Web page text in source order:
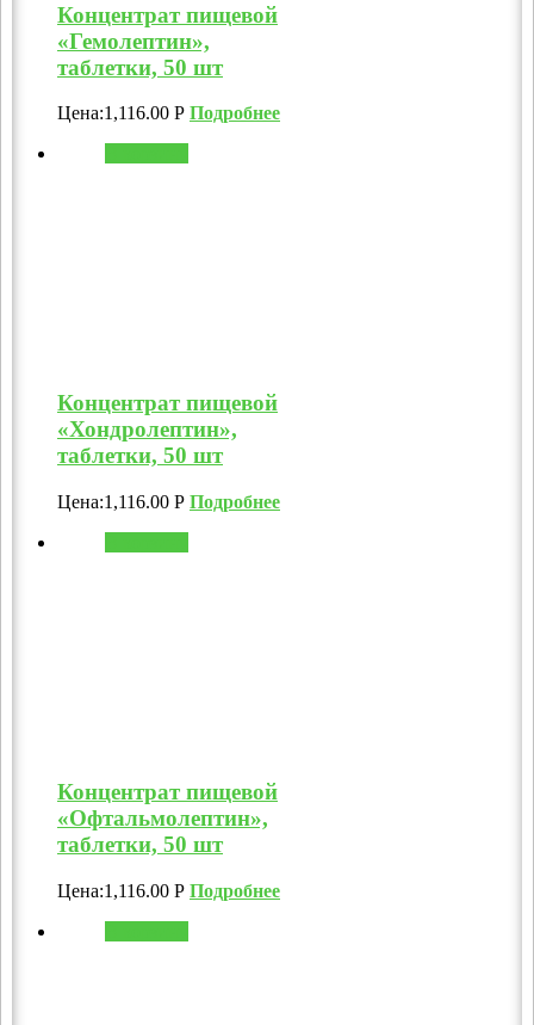
Концентрат пищевой
«Гемолептин»,
таблетки, 50 шт
Цена:1,116.00 Р Подробнее
Концентрат пищевой
«Хондролептин»,
таблетки, 50 шт
Цена:1,116.00 Р Подробнее
Концентрат пищевой
«Офтальмолептин»,
таблетки, 50 шт
Цена:1,116.00 Р Подробнее